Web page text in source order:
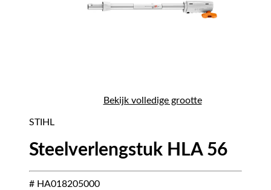
Bekijk volledige grootte
STIHL
Steelverlengstuk HLA 56
# HA018205000